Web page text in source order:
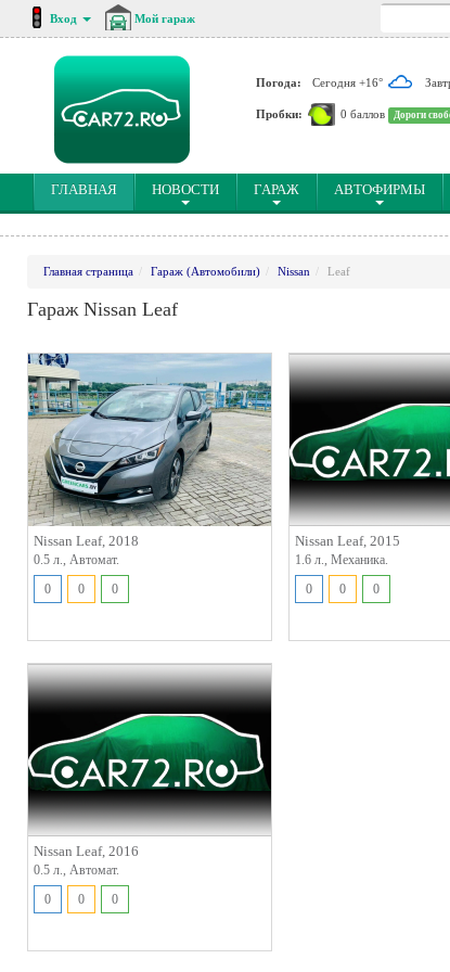
Вход Мой гараж
Погода: Сегодня +16°
Пробки: 0 баллов Дороги
ГЛАВНАЯ(CURRENT)
НОВОСТИ ГАРАЖ АВТОФИРМЫ
Главная страница Гараж (Автомобили) Nissan Leaf
Гараж Nissan Leaf
Nissan Leaf, 2018
0.5 л., Автомат.
0
0 0
Nissan Leaf, 2015
1.6 л., Механика.
0
0 0
Nissan Leaf, 2016
0.5 л., Автомат.
0
0 0